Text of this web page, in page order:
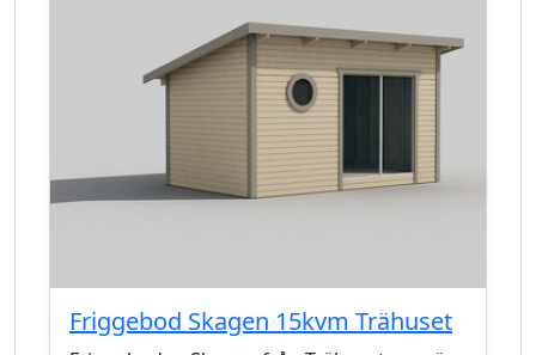
Friggebod Skagen 15kvm Trähuset